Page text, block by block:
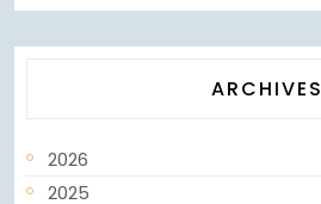
ARCHIVES
2026
2025